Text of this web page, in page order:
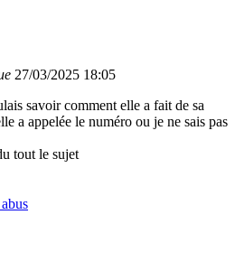
27/03/2025 18:05
savoir comment elle a fait de sa
a appelée le numéro ou je ne sais pas
tout le sujet